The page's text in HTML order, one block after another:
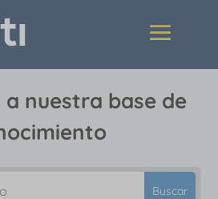
a nuestra base de
Buscar